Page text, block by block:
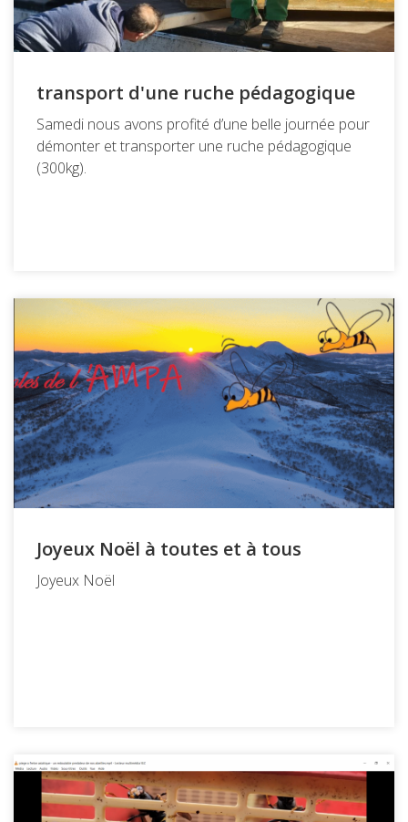
transport d'une ruche pédagogique
Samedi nous avons profité d’une belle journée pour
démonter et transporter une ruche pédagogique
(300kg).
Joyeux Noël à toutes et à tous
Joyeux Noël